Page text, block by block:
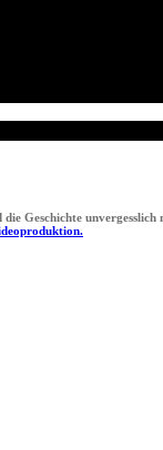
Geschichte